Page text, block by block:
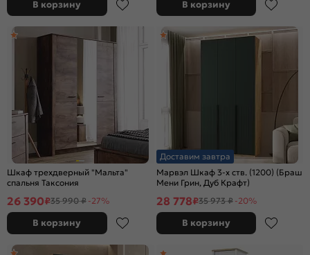
В корзину В корзину
Шкаф трехдверный "Мальта"
спальня Таксония
26 390₽35 990 ₽ -27%
В корзину
Доставим завтра
Марвэл Шкаф 3-х ств. (1200) (Браш
Мени Грин, Дуб Крафт)
28 778₽35 973 ₽ -20%
В корзину